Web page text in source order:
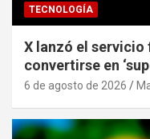
TECNOLOGÍA
X lanzó el servicio
convertirse en
6 de agosto de 2026